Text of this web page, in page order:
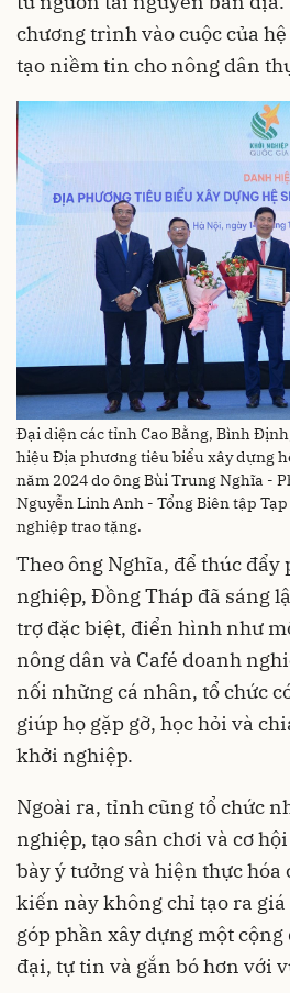
chương trình vào cuộc của
tạo niềm tin cho nông dân
Đại diện các tỉnh Cao Bằng, Bình
hiệu Địa phương tiêu biểu xây dựng
năm 2024 do ông Bùi Trung Nghĩa -
Nguyễn Linh Anh - Tổng Biên tập
nghiệp trao tặng.
Theo ông Nghĩa, để thúc đẩy
nghiệp, Đồng Tháp đã sáng
trợ đặc biệt, điển hình như
nông dân và Café doanh
nối những cá nhân, tổ chức
giúp họ gặp gỡ, học hỏi và
khởi nghiệp.
Ngoài ra, tỉnh cũng tổ chức
nghiệp, tạo sân chơi và cơ
bày ý tưởng và hiện thực hóa
kiến này không chỉ tạo ra
góp phần xây dựng một
đại, tự tin và gắn bó hơn với